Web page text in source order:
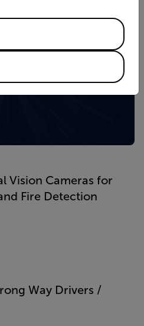
Vision Cameras for
Fire Detection
Way Drivers /